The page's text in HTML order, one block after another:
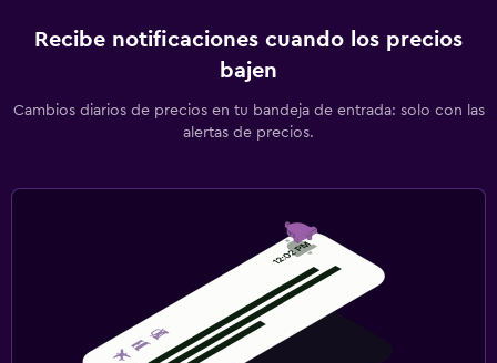
Recibe notificaciones cuando los precios
bajen
Cambios diarios de precios en tu bandeja de entrada: solo con las
alertas de precios.